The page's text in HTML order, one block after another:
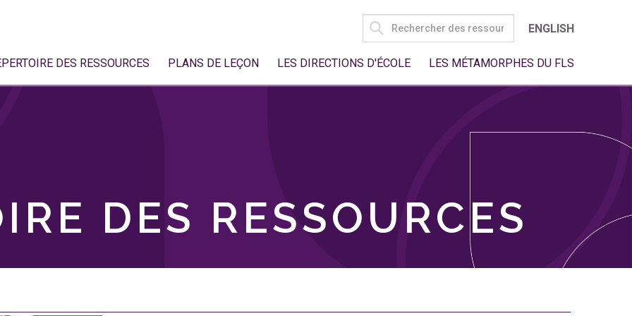
SEARCH
FOR:
ENGLISH
DES RESSOURCES PLANS DE LEÇON LES DIRECTIONS D'ÉCOLE LES MÉTAMORPHES DU FLS
DES RESSOURCES